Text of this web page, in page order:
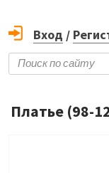
Вход /
Платье (98-